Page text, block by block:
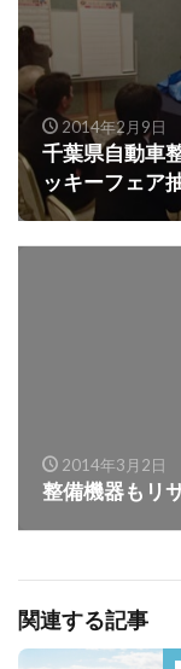
2014年2月9日
千葉県自動車
ッキーフェア
2014年3月2日
整備機器もリ
関連する記事